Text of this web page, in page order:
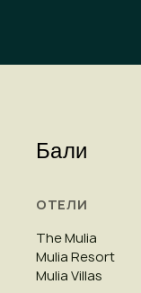
Бали
ОТЕЛИ
The Mulia
Mulia Resort
Mulia Villas